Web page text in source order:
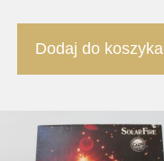
Dodaj do koszyka